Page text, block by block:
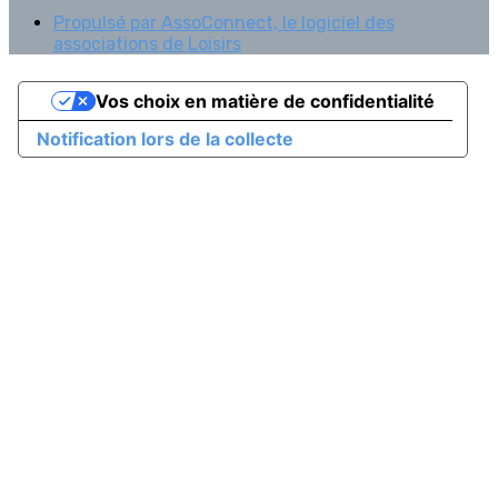
Propulsé par AssoConnect, le logiciel des
associations de Loisirs
Notification lors de la collecte
Vos choix en matière de confidentialité